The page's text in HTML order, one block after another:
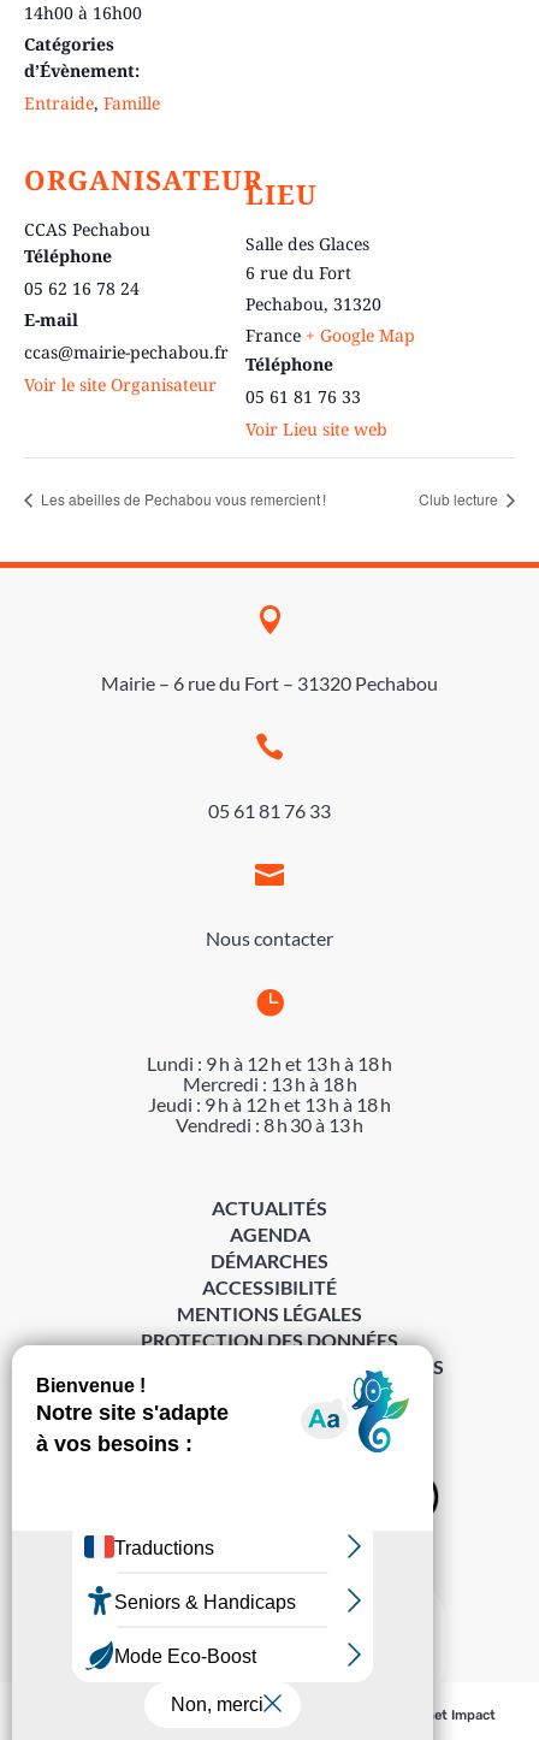
14h00 à 16h00
Catégories
d’Évènement:
Entraide, Famille
ORGANISATEUR
CCAS Pechabou
Téléphone
05 62 16 78 24
E-mail
ccas@mairie-pechabou.fr
Voir le site Organisateur
LIEU
Salle des Glaces
6 rue du Fort
Pechabou, 31320
France + Google Map
Téléphone
05 61 81 76 33
Voir Lieu site web
Les abeilles de Pechabou vous remercient ! Club lecture

Mairie – 6 rue du Fort – 31320 Pechabou

05 61 81 76 33

Nous contacter

Lundi : 9 h à 12 h et 13 h à 18 h
Mercredi : 13 h à 18 h
Jeudi : 9 h à 12 h et 13 h à 18 h
Vendredi : 8 h 30 à 13 h
S’abonner à la Gazette ›
ACTUALITÉS
AGENDA
DÉMARCHES
ACCESSIBILITÉ
MENTIONS LÉGALES
PROTECTION DES DONNÉES
POLITIQUE DE GESTION DES COOKIES
© Pechabou 2022 | Tous droits réservés – Conception
Cabinet Impact